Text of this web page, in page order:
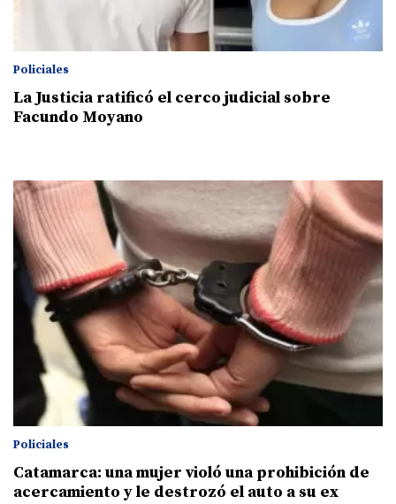
Policiales
La Justicia ratificó el cerco judicial sobre
Facundo Moyano
Policiales
Catamarca: una mujer violó una prohibición de
acercamiento y le destrozó el auto a su ex